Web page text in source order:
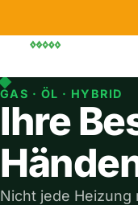
GAS · ÖL · HYBRID
Ihre
Nicht jede